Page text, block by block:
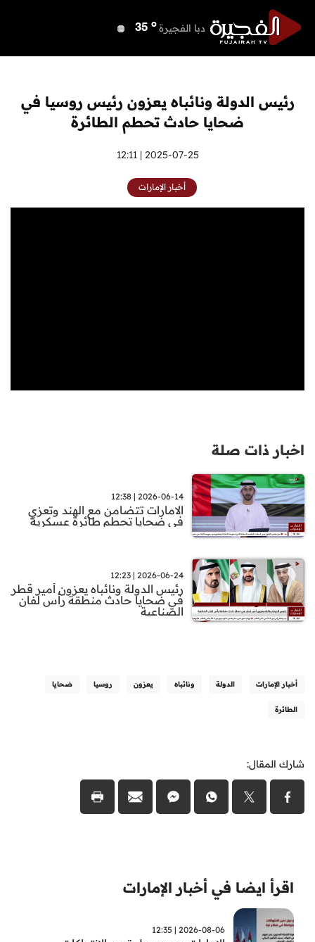
دبا الفجيرة 35 o
أم القيوين 35 o
o
الفجيرة 34 o
رئيس الدولة ونائباه يعزون رئيس روسيا في
ضحايا حادث تحطم الطائرة
2025-07-25 | 12:11
أخبار الإمارات
اخبار ذات صلة
2026-06-14 | 12:38
الامارات تتضامن مع الهند وتعزي
في ضحايا تحطم طائرة عسكرية
2026-06-24 | 12:23
رئيس الدولة ونائباه يعزون أمير قطر
في ضحايا حادث منطقة رأس لفان
الصناعية
أخبار الإمارات الدولة ونائباه يعزون روسيا ضحايا
الطائرة
شارك المقال:
اقرأ ايضا في أخبار الإمارات
2026-08-06 | 12:35